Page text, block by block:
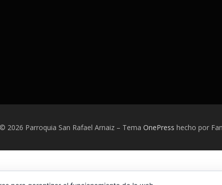
2026 Parroquia San Rafael Arnaiz – Tema OnePress hecho por